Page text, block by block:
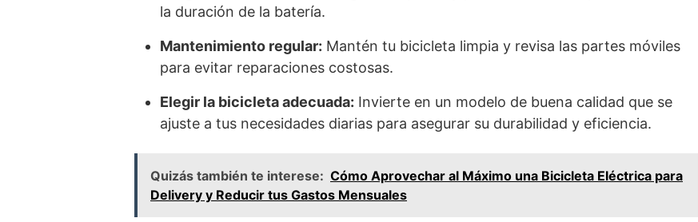
la duración de la batería.
Mantenimiento regular: Mantén tu bicicleta limpia y revisa las partes móviles
para evitar reparaciones costosas.
Elegir la bicicleta adecuada: Invierte en un modelo de buena calidad que se
ajuste a tus necesidades diarias para asegurar su durabilidad y eficiencia.
Quizás también te interese: Cómo Aprovechar al Máximo una Bicicleta Eléctrica para
Delivery y Reducir tus Gastos Mensuales